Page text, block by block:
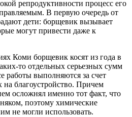
репродуктивности процесс его
В первую очередь от
дети: борщевик вызывает
могут привести даже к
Коми борщевик косят из года в
то отдельных серьезных сумм
работы выполняются за счет
на благоустройство. Причем
осложнял именно тот факт, что
поэтому химические
не могли использовать.